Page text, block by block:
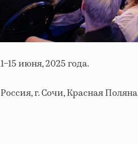
июня, 2025 года.
г. Сочи, Красная